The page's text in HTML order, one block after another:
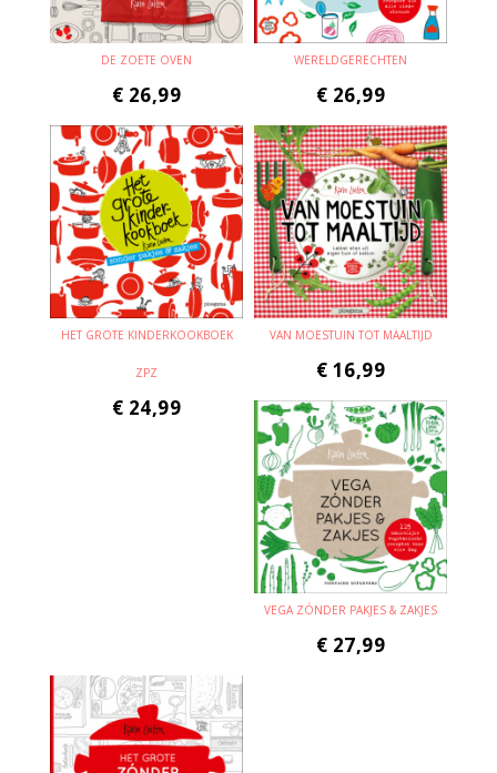
DE ZOETE OVEN
€ 26,99
WERELDGERECHTEN
€ 26,99
HET GROTE KINDERKOOKBOEK
ZPZ
€ 24,99
VAN MOESTUIN TOT MAALTIJD
€ 16,99
VEGA ZÓNDER PAKJES & ZAKJES
€ 27,99